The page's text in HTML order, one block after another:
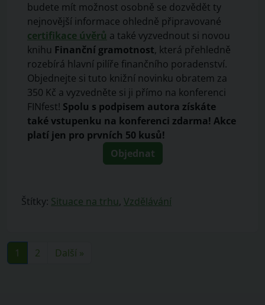
budete mít možnost osobně se dozvědět ty
nejnovější informace ohledně připravované
certifikace úvěrů a také vyzvednout si novou
knihu Finanční gramotnost, která přehledně
rozebírá hlavní pilíře finančního poradenství.
Objednejte si tuto knižní novinku obratem za
350 Kč a vyzvedněte si ji přímo na konferenci
FINfest! Spolu s podpisem autora získáte
také vstupenku na konferenci zdarma! Akce
platí jen pro prvních 50 kusů!
Objednat
Štítky: Situace na trhu, Vzdělávání
1 2 Další »